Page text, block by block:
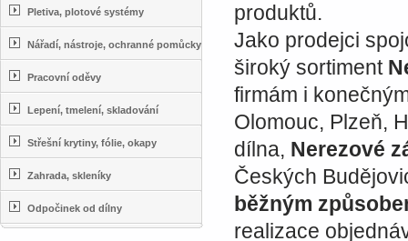
produktů.
Jako prodejci
široký sortiment
firmám i
Olomouc, Plzeň,
dílna, Nerezové
Českých
běžným
realizace
Pletiva, plotové systémy
Nářadí, nástroje, ochranné pomůcky
Pracovní oděvy
Lepení, tmelení, skladování
Střešní krytiny, fólie, okapy
Zahrada, skleníky
Odpočinek od dílny